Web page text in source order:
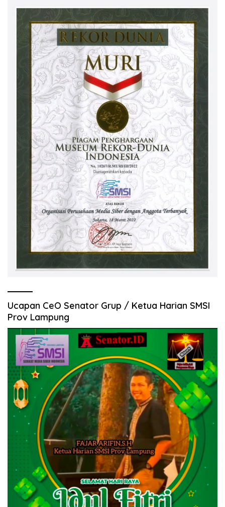
Ucapan CeO Senator Grup / Ketua Harian SMSI
Prov Lampung